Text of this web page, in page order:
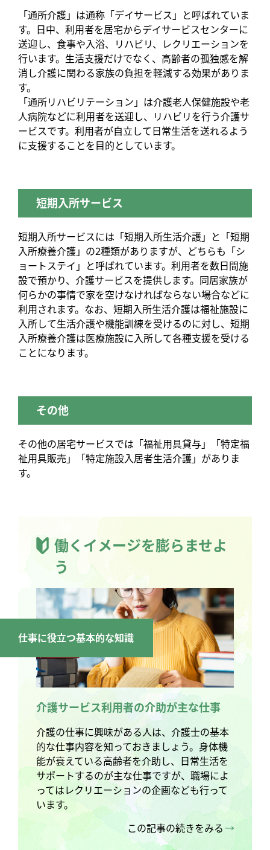
「通所介護」は通称「デイサービス」と呼ばれていま
す。日中、利用者を居宅からデイサービスセンターに
送迎し、食事や入浴、リハビリ、レクリエーションを
行います。生活支援だけでなく、高齢者の孤独感を解
消し介護に関わる家族の負担を軽減する効果がありま
す。
「通所リハビリテーション」は介護老人保健施設や老
人病院などに利用者を送迎し、リハビリを行う介護サ
ービスです。利用者が自立して日常生活を送れるよう
に支援することを目的としています。
短期入所サービス
短期入所サービスには「短期入所生活介護」と「短期
入所療養介護」の2種類がありますが、どちらも「シ
ョートステイ」と呼ばれています。利用者を数日間施
設で預かり、介護サービスを提供します。同居家族が
何らかの事情で家を空けなければならない場合などに
利用されます。なお、短期入所生活介護は福祉施設に
入所して生活介護や機能訓練を受けるのに対し、短期
入所療養介護は医療施設に入所して各種支援を受ける
ことになります。
その他
その他の居宅サービスでは「福祉用具貸与」「特定福
祉用具販売」「特定施設入居者生活介護」がありま
す。
働くイメージを膨らませよ
う
仕事に役立つ基本的な知識
介護サービス利用者の介助が主な仕事
介護の仕事に興味がある人は、介護士の基本
的な仕事内容を知っておきましょう。身体機
能が衰えている高齢者を介助し、日常生活を
サポートするのが主な仕事ですが、職場によ
ってはレクリエーションの企画なども行って
います。
この記事の続きをみる